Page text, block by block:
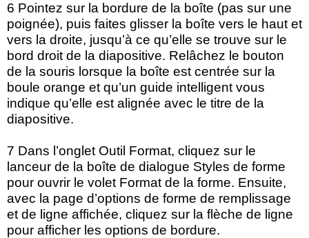
6 Pointez sur la bordure de la boîte (pas sur une
poignée), puis faites glisser la boîte vers le haut et
vers la droite, jusqu’à ce qu’elle se trouve sur le
bord droit de la diapositive. Relâchez le bouton
de la souris lorsque la boîte est centrée sur la
boule orange et qu’un guide intelligent vous
indique qu’elle est alignée avec le titre de la
diapositive.
7 Dans l’onglet Outil Format, cliquez sur le
lanceur de la boîte de dialogue Styles de forme
pour ouvrir le volet Format de la forme. Ensuite,
avec la page d’options de forme de remplissage
et de ligne affichée, cliquez sur la flèche de ligne
pour afficher les options de bordure.